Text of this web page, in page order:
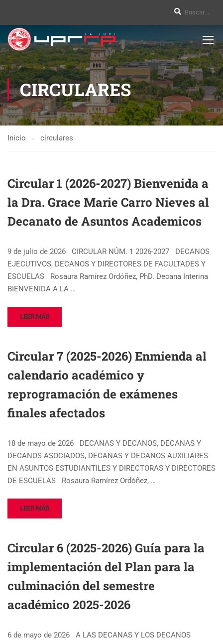
CIRCULARES
Inicio circulares
Circular 1 (2026-2027) Bienvenida a
la Dra. Grace Marie Carro Nieves al
Decanato de Asuntos Academicos
9 de julio de 2026 CIRCULAR NÚM. 1 2026-2027 DECANOS
EJECUTIVOS, DECANOS Y DIRECTORES DE FACULTADES Y
ESCUELAS Rosaura Ramírez Ordóñez, PhD. Decana Interina
BIENVENIDA A LA …
LEER MÁS
Circular 7 (2025-2026) Enmienda al
calendario académico y
reprogramación de exámenes
finales afectados
18 de mayo de 2026 DECANAS Y DECANOS, DECANAS Y
DECANOS ASOCIADOS, DECANAS Y DECANOS AUXILIARES
EN ASUNTOS ESTUDIANTILES Y DIRECTORAS Y DIRECTORES
DE ESCUELAS Rosaura Ramírez Ordóñez, …
LEER MÁS
Circular 6 (2025-2026) Guía para la
implementación del Plan para la
culminación del semestre
académico 2025-2026
6 de mayo de 2026 A LAS DECANAS Y LOS DECANOS